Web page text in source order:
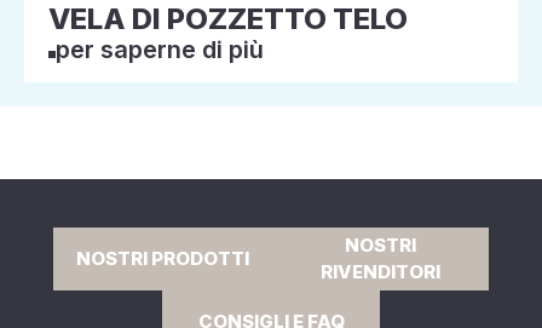
VELA DI POZZETTO TELO
per saperne di più
NOSTRI PRODOTTI
NOSTRI
RIVENDITORI
CONSIGLI E FAQ